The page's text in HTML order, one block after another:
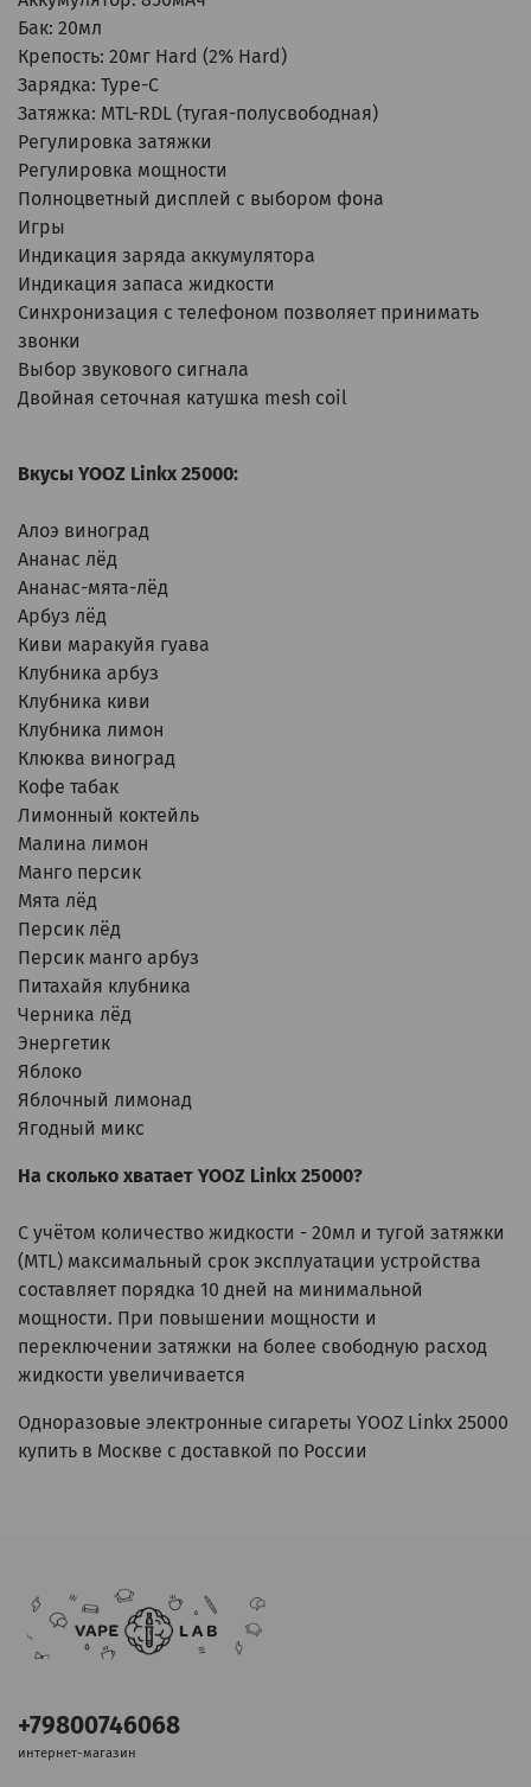
Бак: 20мл
Крепость: 20мг Hard (2% Hard)
Зарядка: Type-C
Затяжка: MTL-RDL (тугая-полусвободная)
Регулировка затяжки
Регулировка мощности
Полноцветный дисплей с выбором фона
Игры
Индикация заряда аккумулятора
Индикация запаса жидкости
Синхронизация с телефоном позволяет принимать
звонки
Выбор звукового сигнала
Двойная сеточная катушка mesh coil
Вкусы YOOZ Linkx 25000:
Алоэ виноград
Ананас лёд
Ананас-мята-лёд
Арбуз лёд
Киви маракуйя гуава
Клубника арбуз
Клубника киви
Клубника лимон
Клюква виноград
Кофе табак
Лимонный коктейль
Малина лимон
Манго персик
Мята лёд
Персик лёд
Персик манго арбуз
Питахайя клубника
Черника лёд
Энергетик
Яблоко
Яблочный лимонад
Ягодный микс
На сколько хватает YOOZ Linkx 25000?
С учётом количество жидкости - 20мл и тугой затяжки
(MTL) максимальный срок эксплуатации устройства
составляет порядка 10 дней на минимальной
мощности. При повышении мощности и
переключении затяжки на более свободную расход
жидкости увеличивается
Одноразовые электронные сигареты YOOZ Linkx 25000
купить в Москве с доставкой по России
+79800746068
интернет-магазин